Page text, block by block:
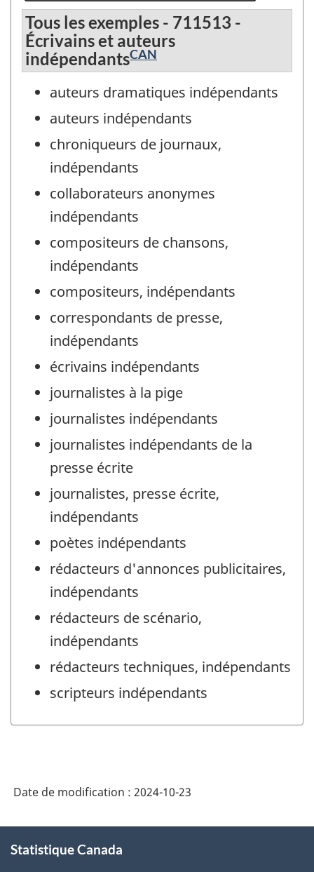
Tous les exemples - 711513 -
Écrivains et auteurs
indépendantsCAN
auteurs dramatiques indépendants
auteurs indépendants
chroniqueurs de journaux,
indépendants
collaborateurs anonymes
indépendants
compositeurs de chansons,
indépendants
compositeurs, indépendants
correspondants de presse,
indépendants
écrivains indépendants
journalistes à la pige
journalistes indépendants
journalistes indépendants de la
presse écrite
journalistes, presse écrite,
indépendants
poètes indépendants
rédacteurs d'annonces publicitaires,
indépendants
rédacteurs de scénario,
indépendants
rédacteurs techniques, indépendants
scripteurs indépendants
Date de modification : 2024-10-23
propos
Statistique Canada